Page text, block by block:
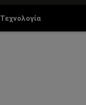
Τεχνολογία